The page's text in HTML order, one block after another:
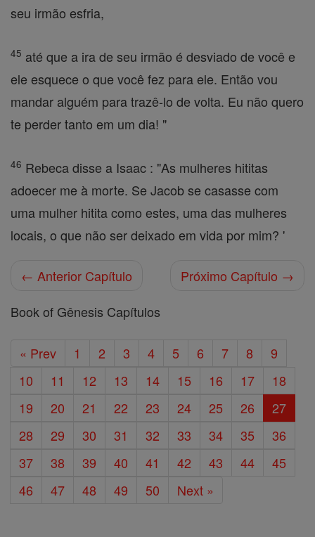
seu irmão esfria,
45 até que a ira de seu irmão é desviado de você e
ele esquece o que você fez para ele. Então vou
mandar alguém para trazê-lo de volta. Eu não quero
te perder tanto em um dia! "
46 Rebeca disse a Isaac : "As mulheres hititas
adoecer me à morte. Se Jacob se casasse com
uma mulher hitita como estes, uma das mulheres
locais, o que não ser deixado em vida por mim? '
← Anterior Capítulo
Próximo Capítulo →
Book of Gênesis Capítulos
« Prev 1 2 3 4 5 6 7 8
9
10
11 12 13 14 15 16 17
18
19
20 21 22 23 24 25 26
27
28
29 30 31 32 33 34 35
36
37
38 39 40 41 42 43 44
45
46
47 48 49 50 Next »